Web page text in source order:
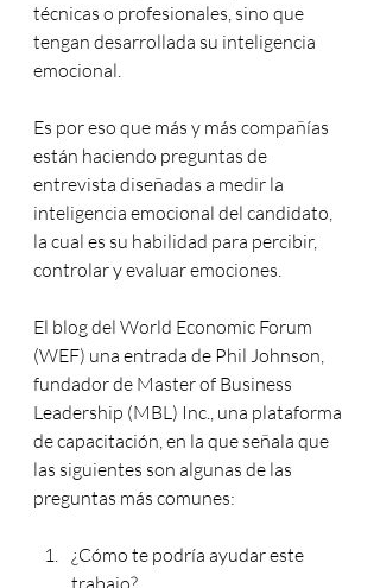
técnicas o profesionales, sino que
tengan desarrollada su inteligencia
emocional.
Es por eso que más y más compañías
están haciendo preguntas de
entrevista diseñadas a medir la
inteligencia emocional del candidato,
la cual es su habilidad para percibir,
controlar y evaluar emociones.
El blog del World Economic Forum
(WEF) una entrada de Phil Johnson,
fundador de Master of Business
Leadership (MBL) Inc., una plataforma
de capacitación, en la que señala que
las siguientes son algunas de las
preguntas más comunes:
¿Cómo te podría ayudar este
trabajo?